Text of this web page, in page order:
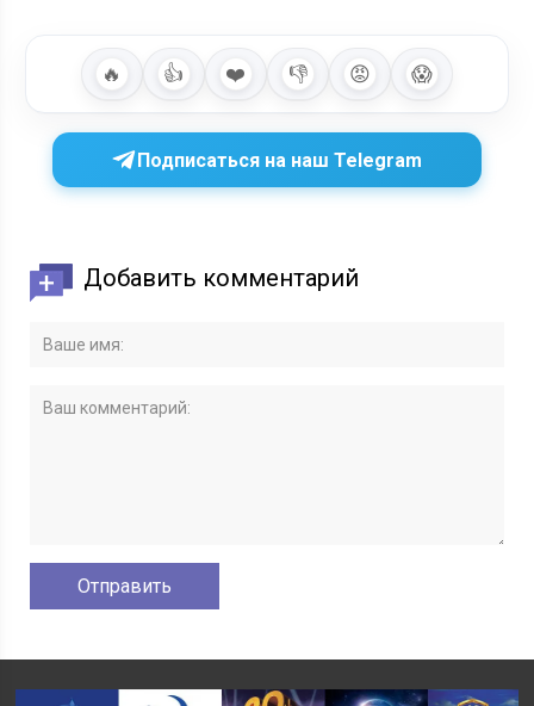
🔥 👍 ❤️ 👎 😡 😱
Подписаться на наш Telegram
Добавить комментарий